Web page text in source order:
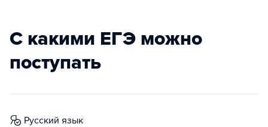
С какими ЕГЭ можно
поступать
русский язык